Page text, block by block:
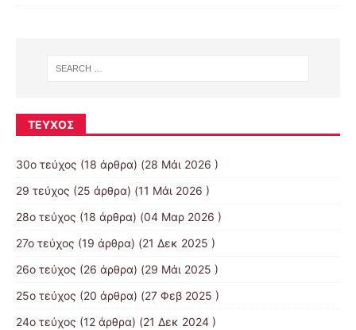
ΤΕΎΧΟΣ
30ο τεύχος (18 άρθρα) (28 Μάι 2026 )
29 τεύχος (25 άρθρα) (11 Μάι 2026 )
28ο τεύχος (18 άρθρα) (04 Μαρ 2026 )
27ο τεύχος (19 άρθρα) (21 Δεκ 2025 )
26ο τεύχος (26 άρθρα) (29 Μάι 2025 )
25ο τεύχος (20 άρθρα) (27 Φεβ 2025 )
24ο τεύχος (12 άρθρα) (21 Δεκ 2024 )